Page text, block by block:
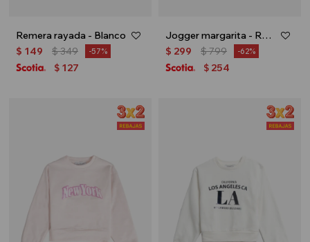
Remera rayada - Blanco
$ 149 $349 57
$ 127
Jogger margarita - Rosa palido
$ 299 $799 62
$ 254